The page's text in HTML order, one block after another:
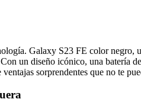
Galaxy S23 FE color negro,
un diseño icónico, una batería
sorprendentes que no te